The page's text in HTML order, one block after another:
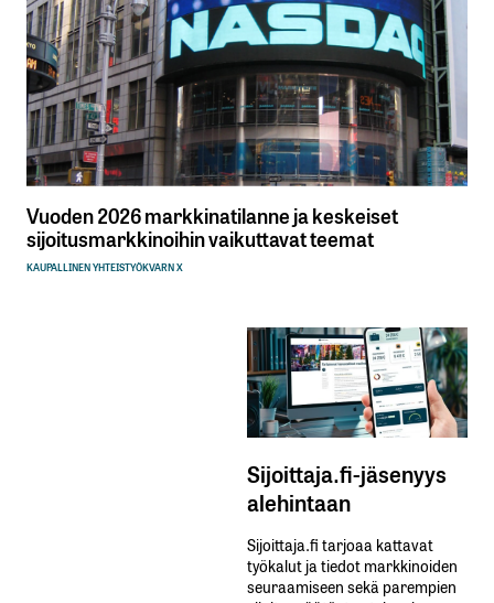
Vuoden 2026 markkinatilanne ja keskeiset
sijoitusmarkkinoihin vaikuttavat teemat
KAUPALLINEN YHTEISTYÖKVARN X
Sijoittaja.fi-jäsenyys
alehintaan
Sijoittaja.fi tarjoaa kattavat
työkalut ja tiedot markkinoiden
seuraamiseen sekä parempien